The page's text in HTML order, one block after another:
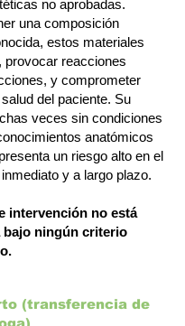
no aprobadas.
una composición
estos materiales
provocar reacciones
y comprometer
del paciente. Su
veces sin condiciones
anatómicos
un riesgo alto en el
y a largo plazo.
intervención no está
bajo ningún criterio
(transferencia de